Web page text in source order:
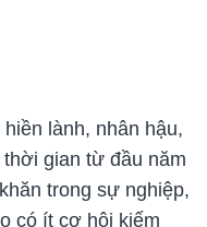
lành, nhân hậu,
gian từ đầu năm
trong sự nghiệp,
có ít cơ hội kiếm